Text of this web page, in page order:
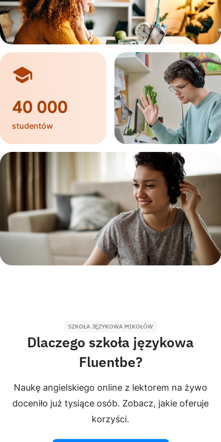
40 000
studentów
SZKOŁA JĘZYKOWA MIKOŁÓW
Dlaczego szkoła językowa
Fluentbe?
Naukę angielskiego online z lektorem na żywo
doceniło już tysiące osób. Zobacz, jakie oferuje
korzyści.